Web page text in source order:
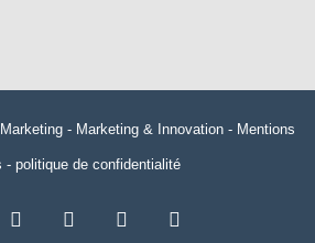
- Marketing & Innovation - Mentions
- politique de confidentialité
Facebook Linkedin